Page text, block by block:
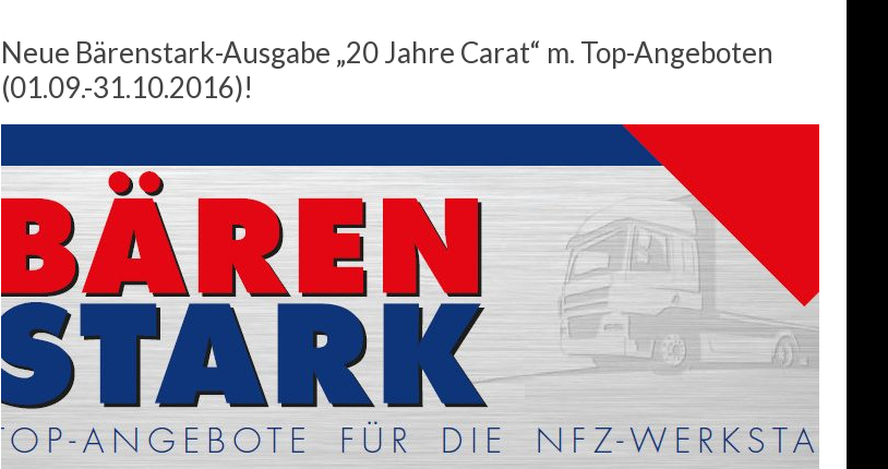
Neue Bärenstark-Ausgabe „20 Jahre Carat“ m. Top-Angeboten
(01.09.-31.10.2016)!